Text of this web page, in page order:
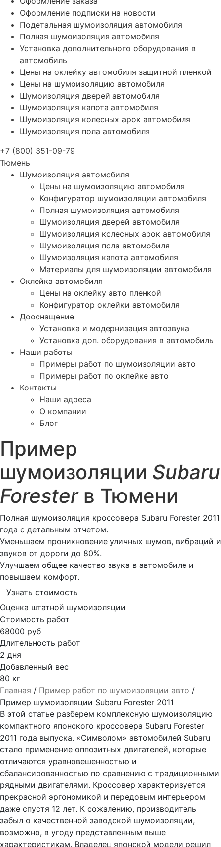
Оформление подписки на новости
Подетальная шумоизоляция автомобиля
Полная шумоизоляция автомобиля
Установка дополнительного оборудования в
автомобиль
Цены на оклейку автомобиля защитной пленкой
Цены на шумоизоляцию автомобиля
Шумоизоляция дверей автомобиля
Шумоизоляция капота автомобиля
Шумоизоляция колесных арок автомобиля
Шумоизоляция пола автомобиля
+7 (800) 351-09-79
Тюмень
Шумоизоляция автомобиля
Цены на шумоизоляцию автомобиля
Конфигуратор шумоизоляции автомобиля
Полная шумоизоляция автомобиля
Шумоизоляция дверей автомобиля
Шумоизоляция колесных арок автомобиля
Шумоизоляция пола автомобиля
Шумоизоляция капота автомобиля
Материалы для шумоизоляции автомобиля
Оклейка автомобиля
Цены на оклейку авто пленкой
Конфигуратор оклейки автомобиля
Дооснащение
Установка и модернизация автозвука
Установка доп. оборудования в автомобиль
Наши работы
Примеры работ по шумоизоляции авто
Примеры работ по оклейке авто
Контакты
Наши адреса
О компании
Блог
Пример
шумоизоляции Subaru
Foresterв Тюмени
Полная шумоизоляция кроссовера Subaru Forester 2011
года с детальным отчетом.
Уменьшаем проникновение уличных шумов, вибраций и
звуков от дороги до 80%.
Улучшаем общее качество звука в автомобиле и
повышаем комфорт.
Узнать стоимость
Оценка штатной шумоизоляции
Стоимость работ
68000 руб
Длительность работ
2 дня
Добавленный вес
80 кг
Главная / Пример работ по шумоизоляции авто /
Пример шумоизоляции Subaru Forester 2011
В этой статье разберем комплексную шумоизоляцию
компактного японского кроссовера Subaru Forester
2011 года выпуска. «Символом» автомобилей Subaru
стало применение оппозитных двигателей, которые
отличаются уравновешенностью и
сбалансированностью по сравнению с традиционными
рядными двигателями. Кроссовер характеризуется
прекрасной эргономикой и передовым интерьером
даже спустя 12 лет. К сожалению, производитель
забыл о качественной заводской шумоизоляции,
возможно, в угоду представленным выше
характеристикам. Владелец японской модели решил